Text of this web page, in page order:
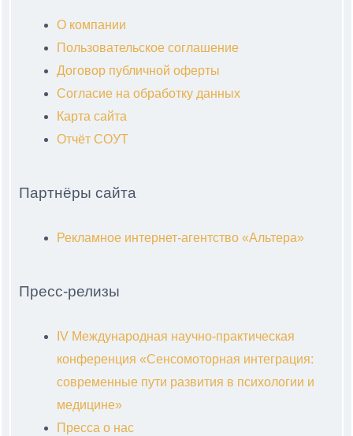
О компании
Пользовательское соглашение
Договор публичной оферты
Согласие на обработку данных
Карта сайта
Отчёт СОУТ
Партнёры сайта
Рекламное интернет-агентство «Альтера»
Пресс-релизы
IV Международная научно-практическая
конференция «Сенсомоторная интеграция:
современные пути развития в психологии и
медицине»
Пресса о нас